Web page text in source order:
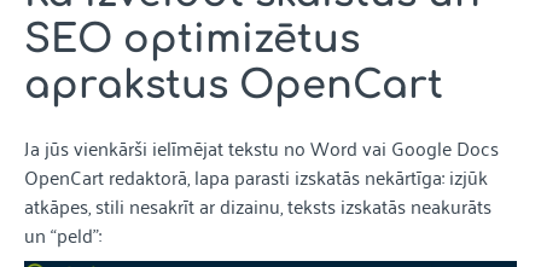
SEO optimizētus
aprakstus OpenCart
Ja jūs vienkārši ielīmējat tekstu no Word vai Google Docs
OpenCart redaktorā, lapa parasti izskatās nekārtīga: izjūk
atkāpes, stili nesakrīt ar dizainu, teksts izskatās neakurāts
un “peld”: